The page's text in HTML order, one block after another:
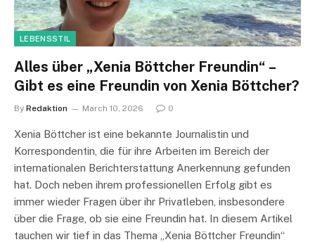
LEBENSSTIL
Alles über „Xenia Böttcher Freundin“ –
Gibt es eine Freundin von Xenia Böttcher?
By Redaktion March 10, 2026 0
Xenia Böttcher ist eine bekannte Journalistin und
Korrespondentin, die für ihre Arbeiten im Bereich der
internationalen Berichterstattung Anerkennung gefunden
hat. Doch neben ihrem professionellen Erfolg gibt es
immer wieder Fragen über ihr Privatleben, insbesondere
über die Frage, ob sie eine Freundin hat. In diesem Artikel
tauchen wir tief in das Thema „Xenia Böttcher Freundin“